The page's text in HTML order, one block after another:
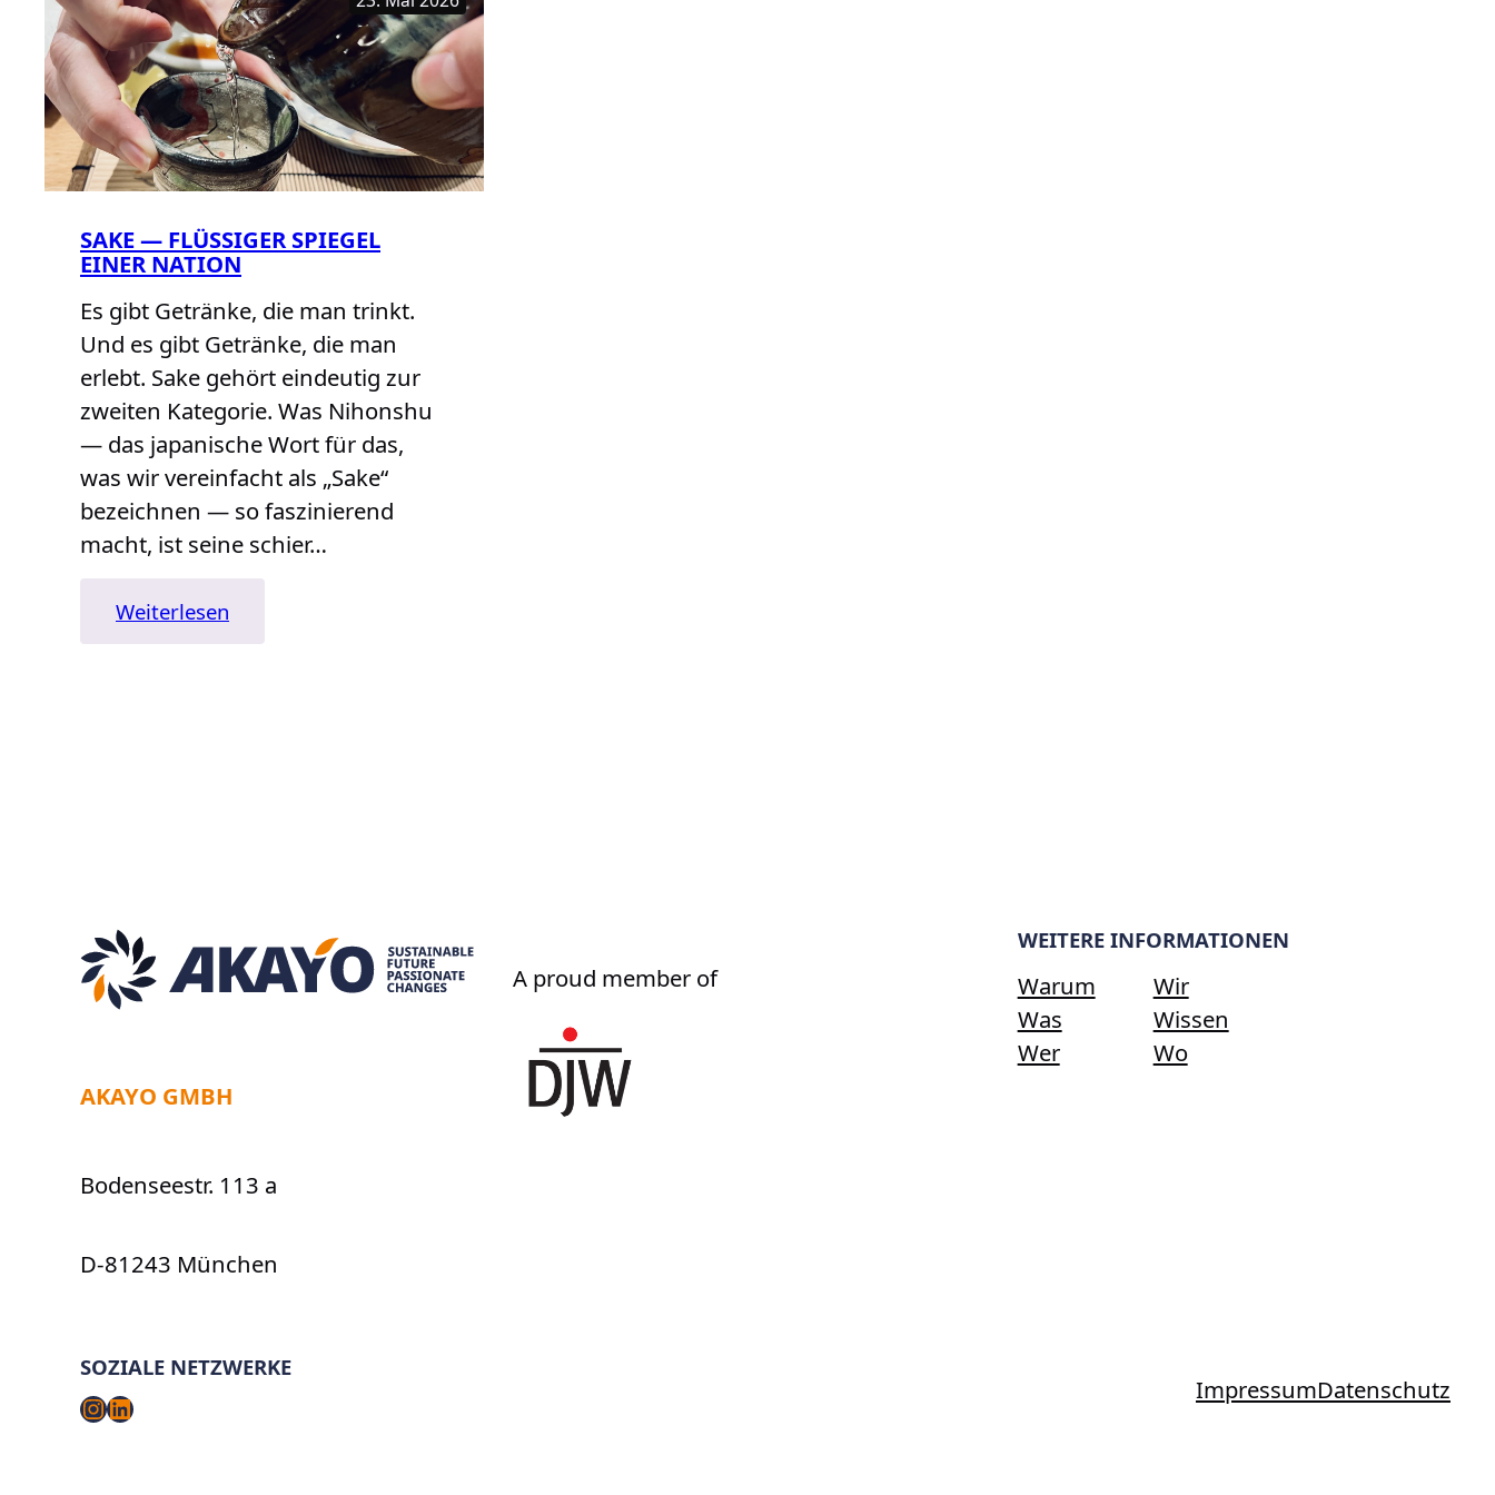
SAKE — FLÜSSIGER SPIEGEL
EINER NATION
Es gibt Getränke, die man trinkt.
Und es gibt Getränke, die man
erlebt. Sake gehört eindeutig zur
zweiten Kategorie. Was Nihonshu
— das japanische Wort für das,
was wir vereinfacht als „Sake“
bezeichnen — so faszinierend
macht, ist seine schier…
Weiterlesen
SAKE
AKAYO GMBH
Bodenseestr. 113 a
D-81243 München
A proud member of
WEITERE INFORMATIONEN
Warum
Was
Wer
Wir
Wissen
Wo
SOZIALE NETZWERKE
Instagram
LinkedIn ImpressumDatenschutz